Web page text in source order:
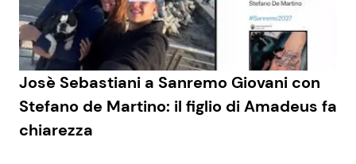
Josè Sebastiani a Sanremo Giovani con
Stefano de Martino: il figlio di Amadeus fa
chiarezza